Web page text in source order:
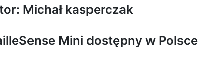
Michał kasperczak
Mini dostępny w Polsce